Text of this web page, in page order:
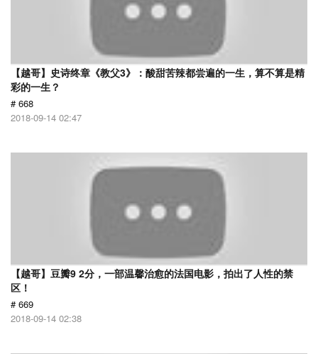
【越哥】史诗终章《教父3》：酸甜苦辣都尝遍的一生，算不算是精
彩的一生？
# 668
2018-09-14 02:47
【越哥】豆瓣9 2分，一部温馨治愈的法国电影，拍出了人性的禁
区！
# 669
2018-09-14 02:38